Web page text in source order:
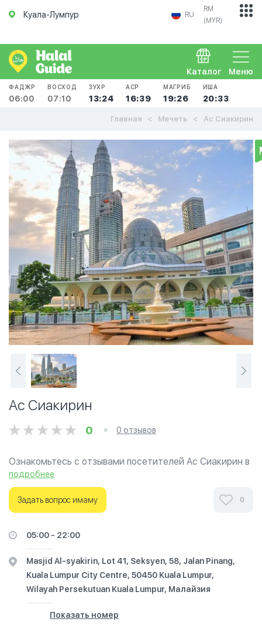
Куала-Лумпур RU
RM
(MYR)
Меню
Каталог
ФАДЖР
06:00
ВОСХОД
07:10
ЗУХР
13:24
АСР
16:39
МАГРИБ
19:26
ИША
20:33
Главная Мечеть Ас Сиакирин
Ас Сиакирин
0 0 отзывов
Ознакомьтесь с отзывами посетителей Ас Сиакирин в
г.Куала-Лумпур на фотографиях и узнайте о часах
работы. Ваше духовное путешествие начинается
здесь.
подробнее
Задать вопрос имаму 0
05:00 - 22:00
Masjid Al-syakirin, Lot 41, Seksyen, 58, Jalan Pinang,
Kuala Lumpur City Centre, 50450 Kuala Lumpur,
Wilayah Persekutuan Kuala Lumpur, Малайзия
Показать номер